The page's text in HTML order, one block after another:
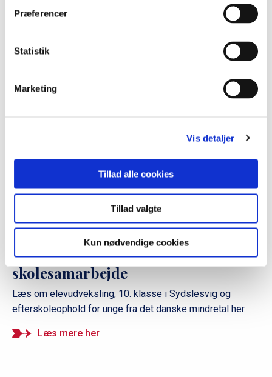
Præferencer
Statistik
Marketing
Vis detaljer
Tillad alle cookies
Tillad valgte
Kun nødvendige cookies
dialog om, hvad det vil sige at tilhøre et mindretal. Du kan
Læs mere her
Dansk-sydslesvigsk
skolesamarbejde
Læs om elevudveksling, 10. klasse i Sydslesvig og
efterskoleophold for unge fra det danske mindretal her.
Læs mere her